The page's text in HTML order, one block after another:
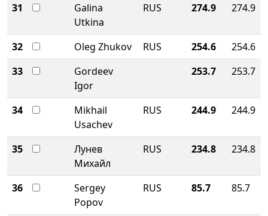
31
Galina
Utkina
RUS 274.9 274.9
32 Oleg Zhukov RUS 254.6
254.6
33
Gordeev
Igor
253.7 253.7
34
Mikhail
Usachev
RUS 244.9 244.9
35
Лунев
Михайл
RUS 234.8 234.8
36
Sergey
Popov
RUS 85.7 85.7